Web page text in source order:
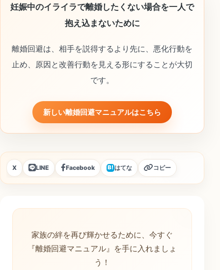
妊娠中のイライラで離婚したくない場合を一人で
抱え込まないために
離婚回避は、相手を説得するより先に、悪化行動を
止め、原因と改善行動を見える形にすることが大切
です。
新しい離婚回避マニュアルはこちら
X LINE Facebook B!はてな コピー
家族の絆を再び輝かせるために、今すぐ
『離婚回避マニュアル』を手に入れましょ
う！